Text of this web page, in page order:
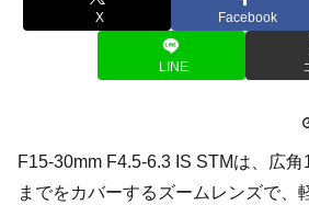
X Facebook
LINE
F15-30mm F4.5-6.3 IS STMは、広
までをカバーするズームレンズで、